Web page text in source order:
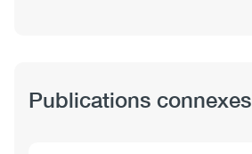
Publications connexes